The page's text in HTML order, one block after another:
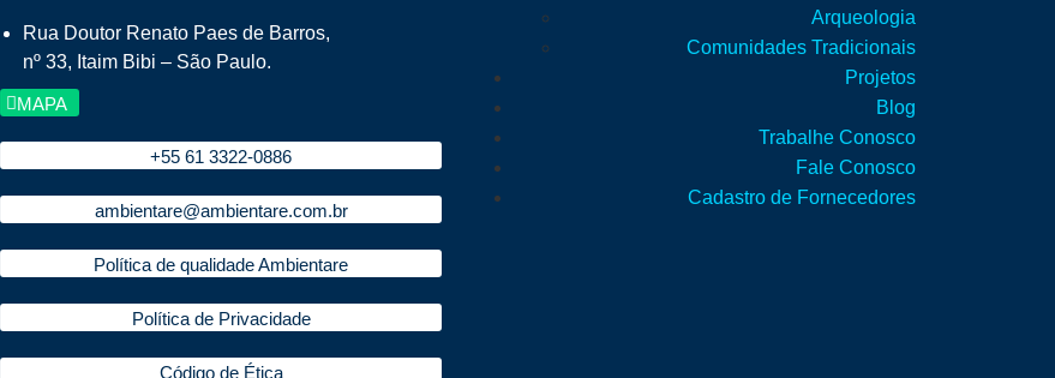
Rua Doutor Renato Paes de Barros,
nº 33, Itaim Bibi – São Paulo.
MAPA
+55 61 3322-0886
ambientare@ambientare.com.br
Política de qualidade Ambientare
Política de Privacidade
Código de Ética
Arqueologia
Comunidades Tradicionais
Projetos
Blog
Trabalhe Conosco
Fale Conosco
Cadastro de Fornecedores